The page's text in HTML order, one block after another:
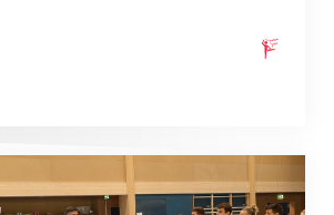
avec des objectifs clairs